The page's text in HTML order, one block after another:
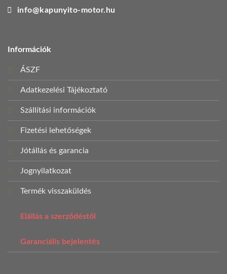
info@kapunyito-motor.hu
Információk
ÁSZF
Adatkezelési Tájékoztató
Szállítási információk
Fizetési lehetőségek
Jótállás és garancia
Jognyilatkozat
Termék visszaküldés
Elállás a szerződéstől
Garanciális bejelentés